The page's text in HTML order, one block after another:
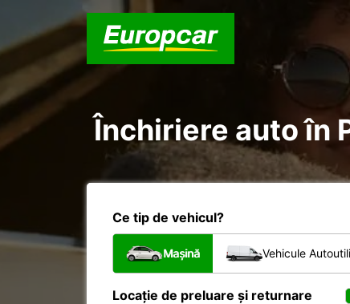
Închiriere auto în
Ce tip de vehicul?
Mașină Vehicule
Locație de preluare și returnare